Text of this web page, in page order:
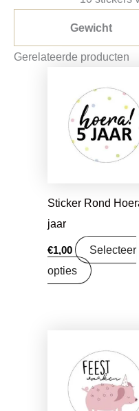
Gewicht
Gerelateerde producten
Sticker Rond
jaar
€1,00
Selecteer
opties